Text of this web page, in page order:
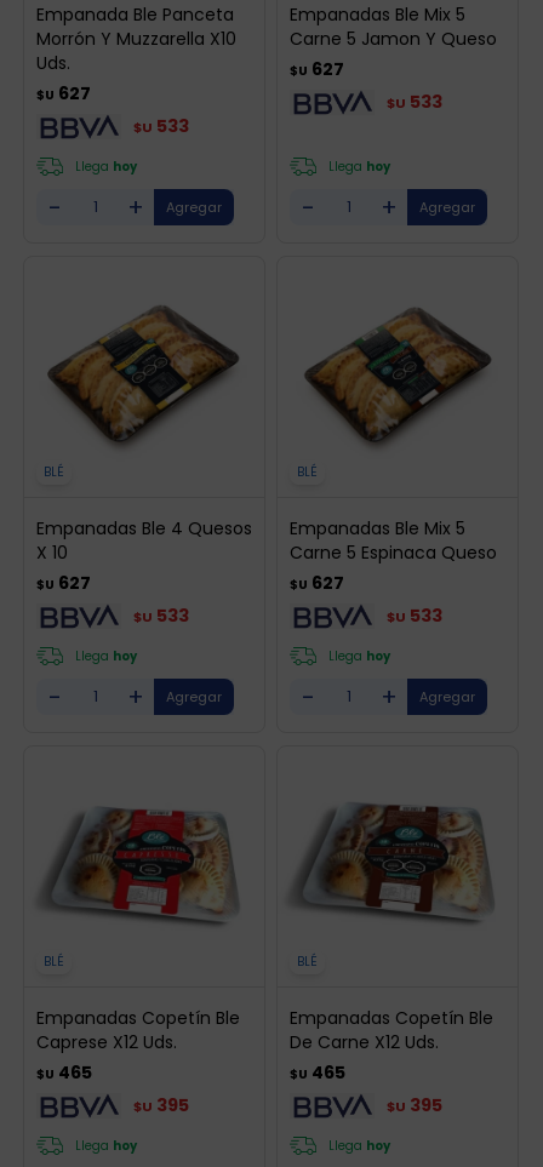
Empanada Ble Panceta
Morrón Y Muzzarella X10
Uds.
$U 627
$U 533
Llega hoy
- +
Empanadas Ble Mix 5
Carne 5 Jamon Y Queso
$U 627
$U 533
Llega hoy
- +
BLÉ
Empanadas Ble 4 Quesos
X 10
$U 627
$U 533
Llega hoy
- +
BLÉ
Empanadas Ble Mix 5
Carne 5 Espinaca Queso
$U 627
$U 533
Llega hoy
- +
BLÉ
Empanadas Copetín Ble
Caprese X12 Uds.
$U 465
$U 395
Llega hoy
BLÉ
Empanadas Copetín Ble
De Carne X12 Uds.
$U 465
$U 395
Llega hoy